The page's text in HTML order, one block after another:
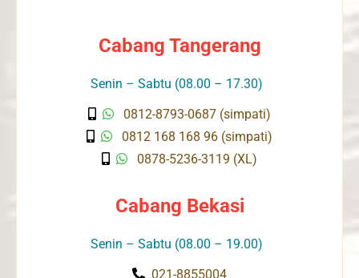
Cabang Tangerang
Senin – Sabtu (08.00 – 17.30)
0812-8793-0687 (simpati)
0812 168 168 96 (simpati)
0878-5236-3119 (XL)
Cabang Bekasi
Senin – Sabtu (08.00 – 19.00)
021-8855004